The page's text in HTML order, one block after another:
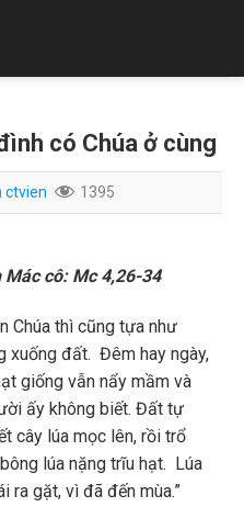
có Chúa ở cùng
ctvien 1395
cô: Mc 4,26-34
Chúa thì cũng tựa như
xuống đất. Đêm hay ngày,
giống vẫn nẩy mầm và
ấy không biết. Đất tự
cây lúa mọc lên, rồi trổ
lúa nặng trĩu hạt. Lúa
ra gặt, vì đã đến mùa.”